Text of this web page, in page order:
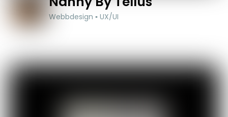
Webbdesign ▪ UX/UI